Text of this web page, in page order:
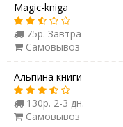
Magic-kniga
75р. Завтра
Самовывоз
Альпина книги
130р. 2-3 дн.
Самовывоз